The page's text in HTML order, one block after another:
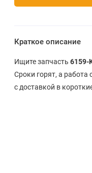
Краткое описание
Ищите запчасть 6159-
Сроки горят, а работа
с доставкой в